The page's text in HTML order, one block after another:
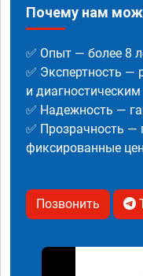
Почему нам
✅ Опыт — более 8
✅ Экспертность
и
✅ Надежность —
✅ Прозрачность —
фиксированные
Позвонить